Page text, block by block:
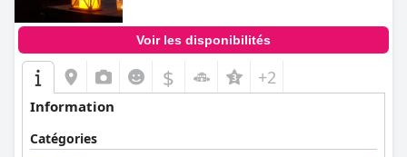
Voir les disponibilités
$ +2
Information
Catégories